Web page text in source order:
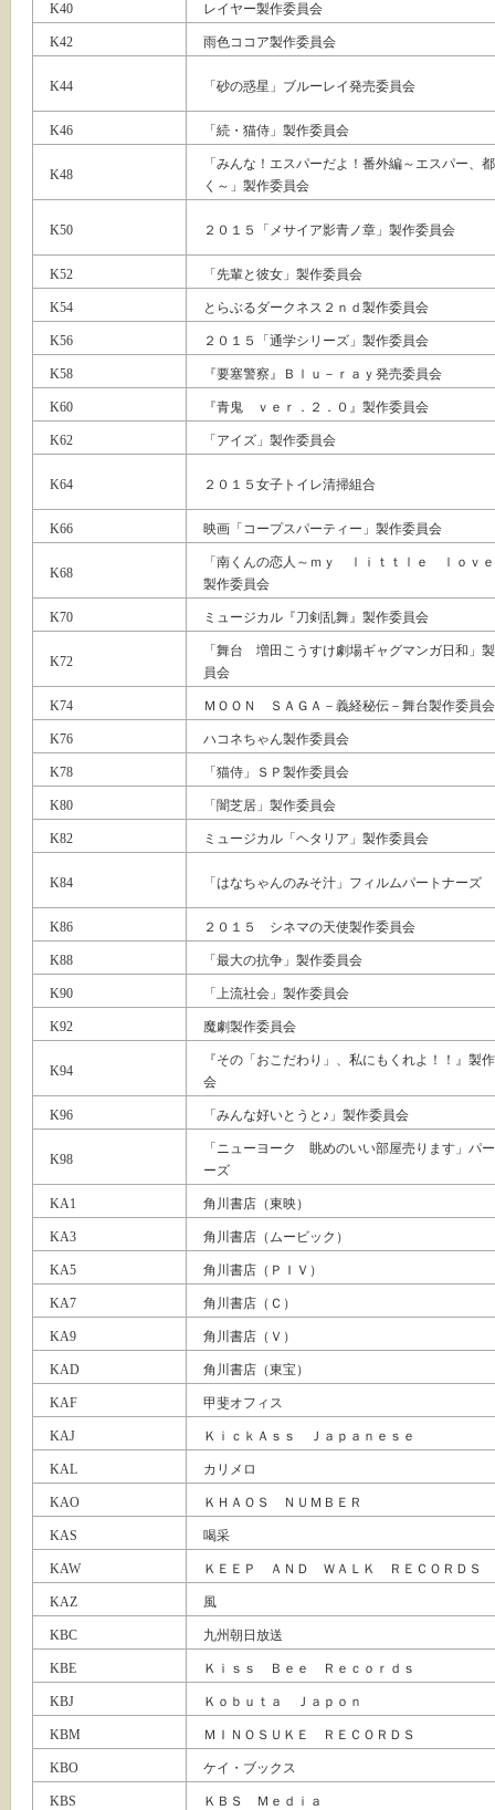
K40 レイヤー製作委員会
K42 雨色ココア製作委員会
K44 「砂の惑星」ブルーレイ発売委員会
K46 「続・猫侍」製作委員会
K48
「みんな！エスパーだよ！番外編～エスパー、
く～」製作委員会
K50 ２０１５「メサイア影青ノ章」製作委員会
K52 「先輩と彼女」製作委員会
K54 とらぶるダークネス２ｎｄ製作委員会
K56 ２０１５「通学シリーズ」製作委員会
K58 『要塞警察』Ｂｌｕ－ｒａｙ発売委員会
K60 『青鬼 ｖｅｒ．２．０』製作委員会
K62 「アイズ」製作委員会
K64 ２０１５女子トイレ清掃組合
K66 映画「コープスパーティー」製作委員会
K68
「南くんの恋人～ｍｙ ｌｉｔｔｌｅ ｌｏｖ
製作委員会
K70 ミュージカル『刀剣乱舞』製作委員会
K72
「舞台 増田こうすけ劇場ギャグマンガ日和」
員会
K74 ＭＯＯＮ ＳＡＧＡ－義経秘伝－舞台製作委員会
K76 ハコネちゃん製作委員会
K78 「猫侍」ＳＰ製作委員会
K80 「闇芝居」製作委員会
K82 ミュージカル「ヘタリア」製作委員会
K84 「はなちゃんのみそ汁」フィルムパートナーズ
K86 ２０１５ シネマの天使製作委員会
K88 「最大の抗争」製作委員会
K90 「上流社会」製作委員会
K92 魔劇製作委員会
K94
『その「おこだわり」、私にもくれよ！！』製
会
K96 「みんな好いとうと♪」製作委員会
K98
「ニューヨーク 眺めのいい部屋売ります」パ
ーズ
KA1 角川書店（東映）
KA3 角川書店（ムービック）
KA5 角川書店（ＰＩＶ）
KA7 角川書店（Ｃ）
KA9 角川書店（Ｖ）
KAD 角川書店（東宝）
KAF 甲斐オフィス
KAJ ＫｉｃｋＡｓｓ Ｊａｐａｎｅｓｅ
KAL カリメロ
KAO ＫＨＡＯＳ ＮＵＭＢＥＲ
KAS 喝采
KAW ＫＥＥＰ ＡＮＤ ＷＡＬＫ ＲＥＣＯＲＤＳ
KAZ 風
KBC 九州朝日放送
KBE Ｋｉｓｓ Ｂｅｅ Ｒｅｃｏｒｄｓ
KBJ Ｋｏｂｕｔａ Ｊａｐｏｎ
KBM ＭＩＮＯＳＵＫＥ ＲＥＣＯＲＤＳ
KBO ケイ・ブックス
KBS ＫＢＳ Ｍｅｄｉａ